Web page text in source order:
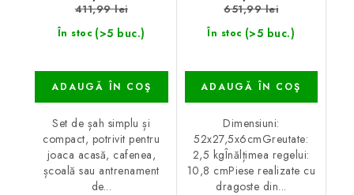
În stoc (>5 buc.)
411,99 lei
ADAUGĂ ÎN COŞ
Set de șah simplu și
compact, potrivit pentru
joaca acasă, cafenea,
școală sau antrenament
de...
În stoc (>5 buc.)
651,99 lei
ADAUGĂ ÎN COŞ
Dimensiuni:
52x27,5x6cmGreutate:
2,5 kgÎnălțimea regelui:
10,8 cmPiese realizate cu
dragoste din...